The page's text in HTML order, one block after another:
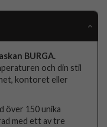
BURGA.
och din stil
kontoret eller
över 150 unika
med ett av tre